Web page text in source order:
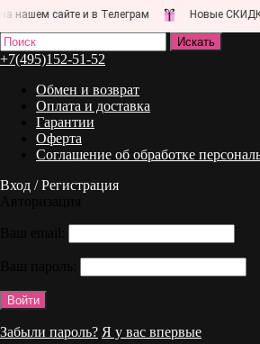
сайте и в Телеграм Новые СКИДКИ
+7(495)152-51-52
Обмен и возврат
Оплата и доставка
Гарантии
Оферта
Соглашение об обработке
Вход / Регистрация
Забыли пароль? Я у вас впервые